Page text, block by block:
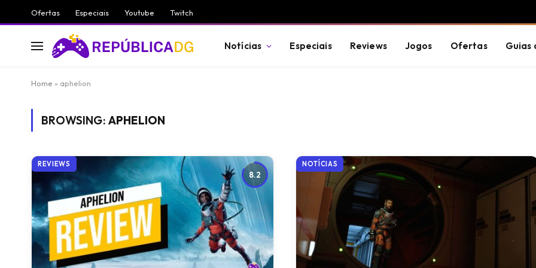
Ofertas Especiais Youtube Twitch
Notícias Especiais Reviews Jogos Ofertas Guias
Home » aphelion
BROWSING: APHELION
8.2
REVIEWS NOTÍCIAS